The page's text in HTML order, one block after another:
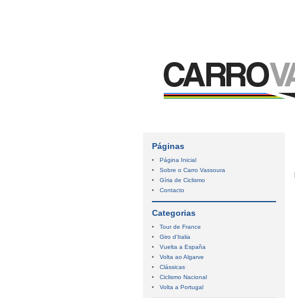
Páginas
Página Inicial
Sobre o Carro Vassoura
Gíria de Ciclismo
Contacto
Categorias
Tour de France
Giro d'Italia
Vuelta a España
Volta ao Algarve
Clássicas
Ciclismo Nacional
Volta a Portugal